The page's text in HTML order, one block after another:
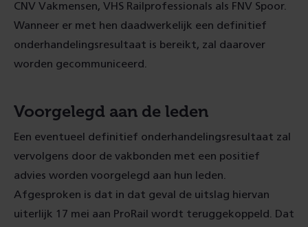
CNV Vakmensen, VHS Railprofessionals als FNV Spoor.
Wanneer er met hen daadwerkelijk een definitief
onderhandelingsresultaat is bereikt, zal daarover
worden gecommuniceerd.
Voorgelegd aan de leden
Een eventueel definitief onderhandelingsresultaat zal
vervolgens door de vakbonden met een positief
advies worden voorgelegd aan hun leden.
Afgesproken is dat in dat geval de uitslag hiervan
uiterlijk 17 mei aan ProRail wordt teruggekoppeld. Dat